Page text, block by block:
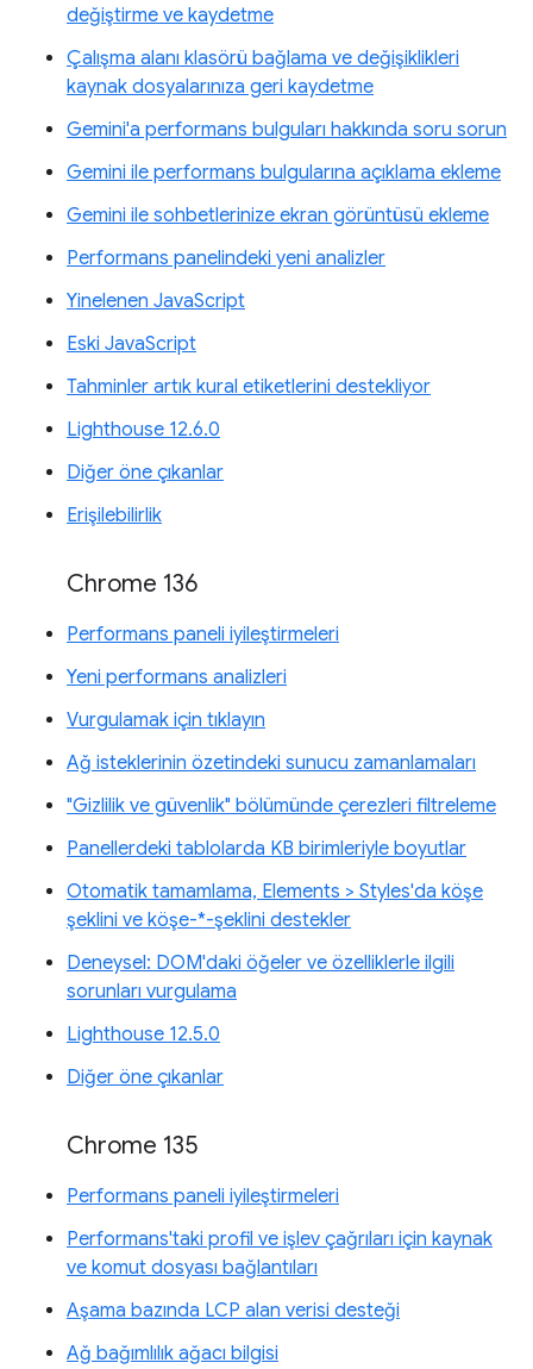
değiştirme ve kaydetme
Çalışma alanı klasörü bağlama ve değişiklikleri
kaynak dosyalarınıza geri kaydetme
Gemini'a performans bulguları hakkında soru sorun
Gemini ile performans bulgularına açıklama ekleme
Gemini ile sohbetlerinize ekran görüntüsü ekleme
Performans panelindeki yeni analizler
Yinelenen JavaScript
Eski JavaScript
Tahminler artık kural etiketlerini destekliyor
Lighthouse 12.6.0
Diğer öne çıkanlar
Erişilebilirlik
Chrome 136
Performans paneli iyileştirmeleri
Yeni performans analizleri
Vurgulamak için tıklayın
Ağ isteklerinin özetindeki sunucu zamanlamaları
"Gizlilik ve güvenlik" bölümünde çerezleri filtreleme
Panellerdeki tablolarda KB birimleriyle boyutlar
Otomatik tamamlama, Elements > Styles'da köşe
şeklini ve köşe-*-şeklini destekler
Deneysel: DOM'daki öğeler ve özelliklerle ilgili
sorunları vurgulama
Lighthouse 12.5.0
Diğer öne çıkanlar
Chrome 135
Performans paneli iyileştirmeleri
Performans'taki profil ve işlev çağrıları için kaynak
ve komut dosyası bağlantıları
Aşama bazında LCP alan verisi desteği
Ağ bağımlılık ağacı bilgisi